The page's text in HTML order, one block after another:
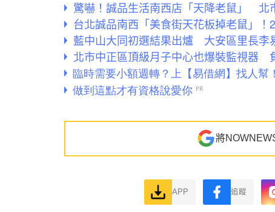
驚嚇！誠品生活南西店「天降老鼠」 北
台北誠品南西「美食街天花板掉老鼠」
藍中山大同初選結果出爐 大安區里長李
北市中正區頂級月子中心也爆裝監視器
將
APP 追蹤